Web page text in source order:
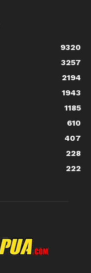
9320
3257
2194
1943
1185
610
407
228
222